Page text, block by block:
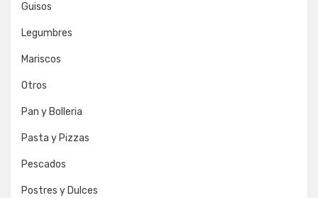
Guisos
Legumbres
Mariscos
Otros
Pan y Bolleria
Pasta y Pizzas
Pescados
Postres y Dulces